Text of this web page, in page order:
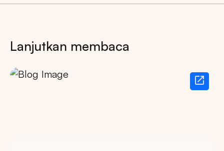
Lanjutkan membaca